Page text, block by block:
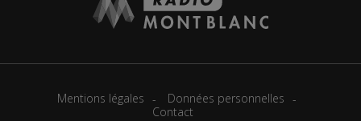
Mentions légales
Données personnelles
Contact